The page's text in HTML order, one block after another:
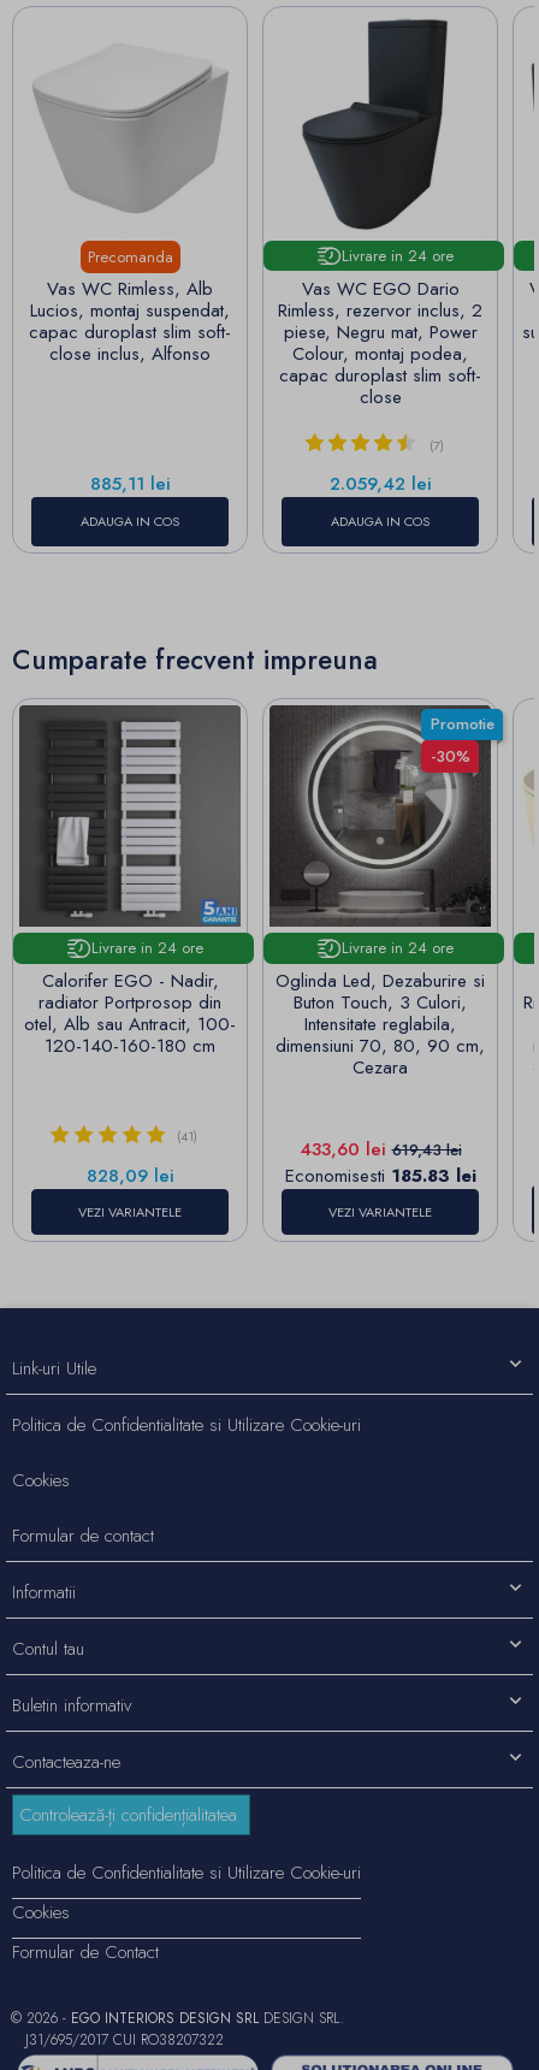
Precomanda
Vas WC Rimless, Alb
Lucios, montaj suspendat,
capac duroplast slim soft-
close inclus, Alfonso
Pret
885,11 lei
ADAUGA IN COS
Livrare in 24 ore
Vas WC EGO Dario
Rimless, rezervor inclus, 2
piese, Negru mat, Power
Colour, montaj podea,
capac duroplast slim soft-
close
(7)
Pret
2.059,42 lei
ADAUGA IN COS
Cumparate frecvent impreuna
Livrare in 24 ore
Calorifer EGO - Nadir,
radiator Portprosop din
otel, Alb sau Antracit, 100-
120-140-160-180 cm
(41)
Pret
828,09 lei
VEZI VARIANTELE
Promotie
-30%
Livrare in 24 ore
Oglinda Led, Dezaburire si
Buton Touch, 3 Culori,
Intensitate reglabila,
dimensiuni 70, 80, 90 cm,
Cezara
Pret
433,60 leiPret de baza
619,43 lei
Economisesti 185.83 lei
VEZI VARIANTELE
Contacteaza-ne
Link-uri Utile
Politica de Confidentialitate si Utilizare Cookie-uri
Cookies
Formular de contact
Informatii
Contul tau
Buletin informativ
Controlează-ți confidențialitatea
Politica de Confidentialitate si Utilizare Cookie-uri
Cookies
Formular de Contact
© 2026 - EGO INTERIORS DESIGN SRLDESIGN SRL.
J31/695/2017 CUI RO38207322